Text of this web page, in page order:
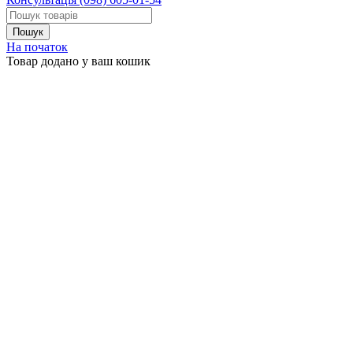
На початок
Товар додано у ваш кошик